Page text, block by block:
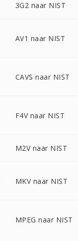
3G2 naar NIST
AV1 naar NIST
CAVS naar NIST
F4V naar NIST
M2V naar NIST
MKV naar NIST
MPEG naar NIST